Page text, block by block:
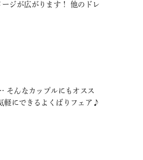
ジが広がります！ 他のドレ
んなカップルにもオスス
軽にできるよくばりフェア♪